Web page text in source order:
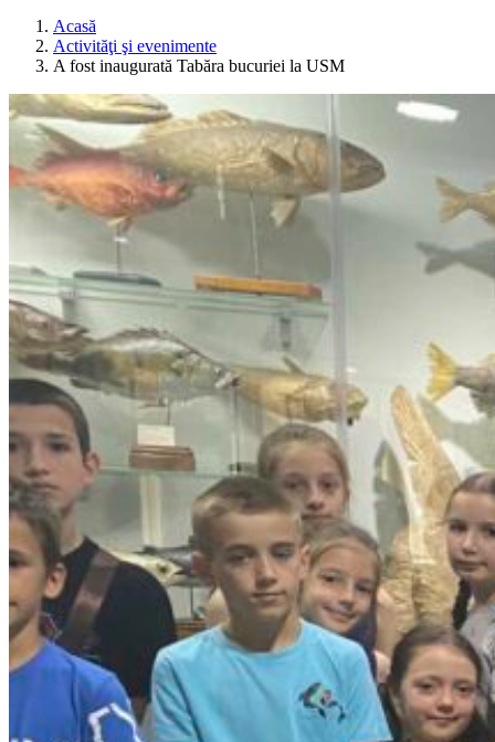
Acasă
Activităţi şi evenimente
A fost inaugurată Tabăra bucuriei la USM